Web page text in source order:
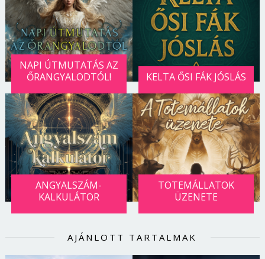
NAPI ÚTMUTATÁS AZ
ŐRANGYALODTÓL!
KELTA ŐSI FÁK JÓSLÁS
ANGYALSZÁM-
KALKULÁTOR
TOTEMÁLLATOK
ÜZENETE
AJÁNLOTT TARTALMAK